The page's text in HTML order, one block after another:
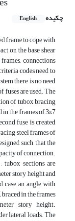
چکیده English
frame to cope with
on the base shear
connections
codes need to
there is no need
are used. The
of tubox bracing
in the frames of 3&7
fuse is created
steel frames of
such that the
of connection.
tubox sections are
story height and
case an angle with
in the frames
story height.
lateral loads. The